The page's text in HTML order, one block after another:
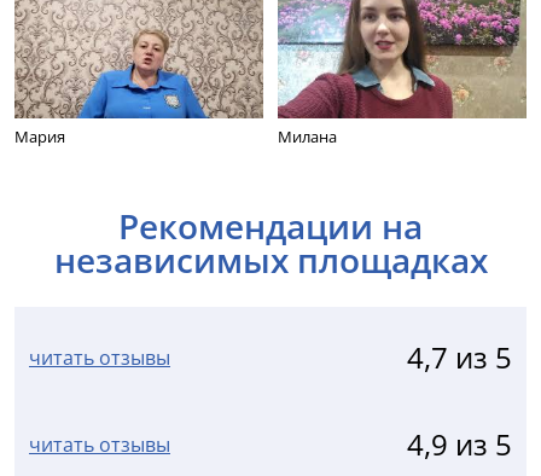
Мария Милана
Рекомендации на
независимых площадках
читать отзывы 4,7 из 5
читать отзывы 4,9 из 5